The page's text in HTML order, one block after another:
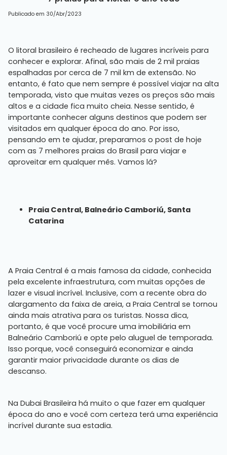
Publicado em 30/Abr/2023
O litoral brasileiro é recheado de lugares incríveis para
conhecer e explorar. Afinal, são mais de 2 mil praias
espalhadas por cerca de 7 mil km de extensão. No
entanto, é fato que nem sempre é possível viajar na alta
temporada, visto que muitas vezes os preços são mais
altos e a cidade fica muito cheia. Nesse sentido, é
importante conhecer alguns destinos que podem ser
visitados em qualquer época do ano. Por isso,
pensando em te ajudar, preparamos o post de hoje
com as 7 melhores praias do Brasil para viajar e
aproveitar em qualquer mês. Vamos lá?
Praia Central, Balneário Camboriú, Santa
Catarina
A Praia Central é a mais famosa da cidade, conhecida
pela excelente infraestrutura, com muitas opções de
lazer e visual incrível. Inclusive, com a recente obra do
alargamento da faixa de areia, a Praia Central se tornou
ainda mais atrativa para os turistas. Nossa dica,
portanto, é que você procure uma imobiliária em
Balneário Camboriú e opte pelo aluguel de temporada.
Isso porque, você conseguirá economizar e ainda
garantir maior privacidade durante os dias de
descanso.
Na Dubai Brasileira há muito o que fazer em qualquer
época do ano e você com certeza terá uma experiência
incrível durante sua estadia.